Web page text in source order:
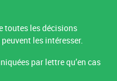
toutes les décisions
les intéresser.
par lettre qu’en cas